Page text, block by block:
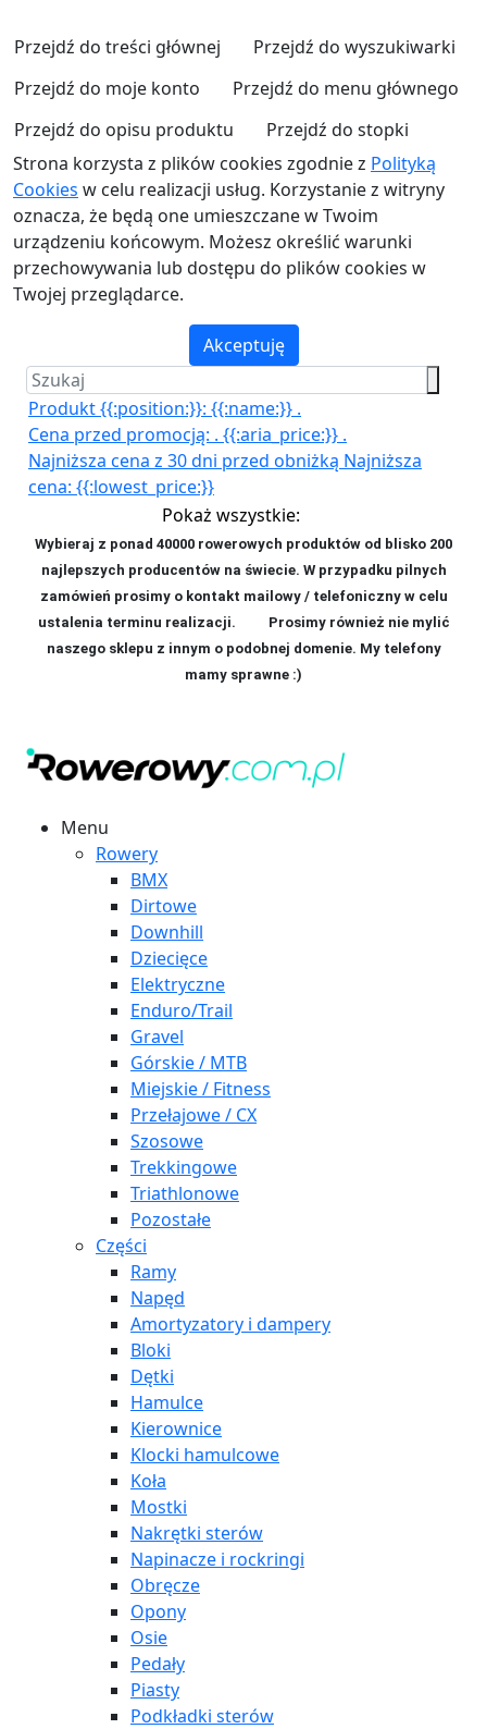
Przejdź do treści głównej
Przejdź do wyszukiwarki
Przejdź do moje konto
Przejdź do menu głównego
Przejdź do opisu produktu
Przejdź do stopki
Strona korzysta z plików cookies zgodnie z Polityką
Cookies w celu realizacji usług. Korzystanie z witryny
oznacza, że będą one umieszczane w Twoim
urządzeniu końcowym. Możesz określić warunki
przechowywania lub dostępu do plików cookies w
Twojej przeglądarce.
Akceptuję
Produkt {{:position:}}: {{:name:}} .
Cena przed promocją: . {{:aria_price:}} .
Najniższa cena z 30 dni przed obniżką Najniższa
cena: {{:lowest_price:}}
Pokaż wszystkie:
Wybieraj z ponad 40000 rowerowych produktów od blisko 200
najlepszych producentów na świecie. W przypadku pilnych
zamówień prosimy o kontakt mailowy / telefoniczny w celu
ustalenia terminu realizacji. Prosimy również nie mylić
naszego sklepu z innym o podobnej domenie. My telefony
mamy sprawne :)
Menu
Rowery
BMX
Dirtowe
Downhill
Dziecięce
Elektryczne
Enduro/Trail
Gravel
Górskie / MTB
Miejskie / Fitness
Przełajowe / CX
Szosowe
Trekkingowe
Triathlonowe
Pozostałe
Części
Ramy
Napęd
Amortyzatory i dampery
Bloki
Dętki
Hamulce
Kierownice
Klocki hamulcowe
Koła
Mostki
Nakrętki sterów
Napinacze i rockringi
Obręcze
Opony
Osie
Pedały
Piasty
Podkładki sterów